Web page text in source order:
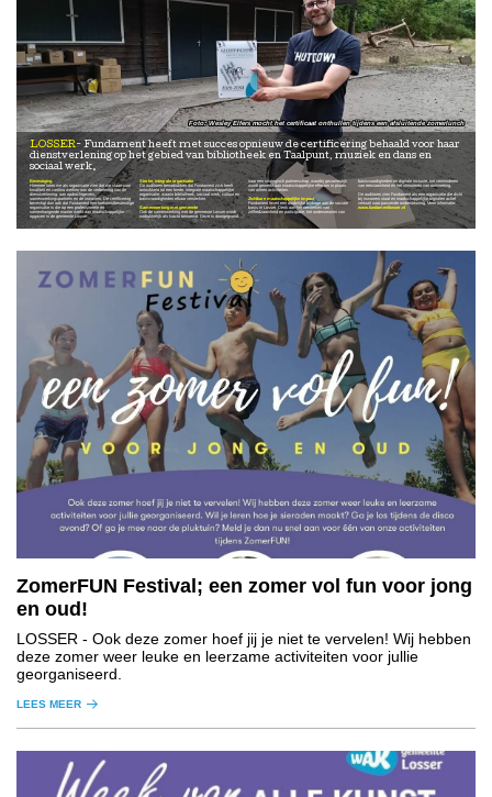
LOSSER
dienstverlening op het gebied van bibliotheek en Taalpunt, muziek en dans en
sociaal werk.
Bevestiging
Hiermee laten we als organisatie zien dat we staan voor
kwaliteit en continu werken aan de verbetering van de
dienstverlening: aan opdrachtgevers,
samenwerkingspartners en de inwoners. De certificering
bevestigt dan ook dat Fundament een toekomstbestendige
organisatie is die op een professionele en
samenhangende manier werkt aan maatschappelijke
opgaven in de gemeente Losser.
Sterke, integrale organisatie
De auditoren benadrukken dat Fundament zich heeft
ontwikkeld tot een brede, integrale maatschappelijke
organisatie, waarin bibliotheek, sociaal werk, cultuur en
basisvaardigheden elkaar versterken.
Samenwerking met gemeente
Ook de samenwerking met de gemeente Losser wordt
nadrukkelijk als kracht benoemd. Deze is doorgegroeid
naar een strategisch partnerschap, waarbij gezamenlijk
wordt gewerkt aan maatschappelijke effecten in plaats
van alleen activiteiten.
Zichtbare maatschappelijke impact
Fundament levert een duidelijke bijdrage aan de sociale
basis in Losser. Denk aan:het versterken van
zelfredzaamheid en participatie, het ondersteunen van
basisvaardigheden en digitale inclusie, het verminderen
van eenzaamheid en het stimuleren van ontmoeting.
De auditoren zien Fundament als een organisatie die dicht
bij inwoners staat en maatschappelijke signalen actief
vertaalt naar passende ondersteuning. Meer informatie:
www.fundamentlosser.nl
Wesley Elfers mocht het certificaat onthullen tijdens een afsluitende zomerlunch
ZomerFUN Festival; een zomer vol fun voor jong
en oud!
LOSSER - Ook deze zomer hoef jij je niet te vervelen! Wij hebben
deze zomer weer leuke en leerzame activiteiten voor jullie
georganiseerd.
LEES MEER